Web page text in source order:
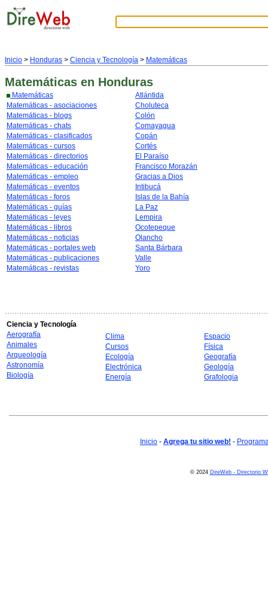
Inicio > Honduras > Ciencia y Tecnología > Matemáticas
Matemáticas en Honduras
Matemáticas
Matemáticas - asociaciones
Matemáticas - blogs
Matemáticas - chats
Matemáticas - clasificados
Matemáticas - cursos
Matemáticas - directorios
Matemáticas - educación
Matemáticas - empleo
Matemáticas - eventos
Matemáticas - foros
Matemáticas - guías
Matemáticas - leyes
Matemáticas - libros
Matemáticas - noticias
Matemáticas - portales web
Matemáticas - publicaciones
Matemáticas - revistas
Atlántida
Choluteca
Colón
Comayagua
Copán
Cortés
El Paraíso
Francisco Morazán
Gracias a Dios
Intibucá
Islas de la Bahía
La Paz
Lempira
Ocotepeque
Olancho
Santa Bárbara
Valle
Yoro
Ciencia y Tecnología
Aerografía
Animales
Arqueología
Astronomía
Biología
Clima
Cursos
Ecología
Electrónica
Energía
Espacio
Física
Geografía
Geología
Grafologia
Inicio - Agrega tu sitio web! -
© 2024 DireWeb - Directorio